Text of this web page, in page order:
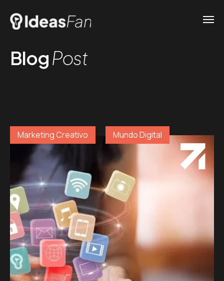
BlogPost
Marketing Creativo Mundo Digital